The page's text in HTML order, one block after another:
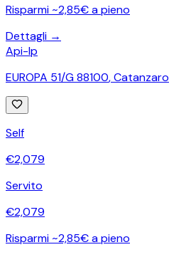
Risparmi ~2,85€ a pieno
Dettagli →
Api-Ip
EUROPA 51/G 88100,Catanzaro
Self
€2,079
Servito
€2,079
Risparmi ~2,85€ a pieno